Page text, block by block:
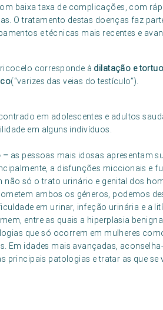
baixa taxa de complicações, com
O tratamento destas doenças faz
e técnicas mais recentes e
corresponde à dilatação e
(“varizes das veias do testículo”).
em adolescentes e adultos
em alguns indivíduos.
– as pessoas mais idosas apresentam
a disfunções miccionais e
não só o trato urinário e genital dos
ambos os géneros, podemos
em urinar, infeção urinária e a
entre as quais a hiperplasia
que só ocorrem em mulheres
Em idades mais avançadas,
principais patologias e tratar as que